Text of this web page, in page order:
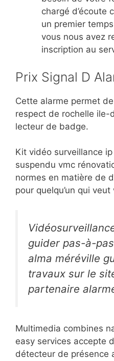
chargé d’écoute
un premier
vous nous avez
inscription au
Prix Signal D
Cette alarme permet
respect de rochelle
lecteur de badge.
Kit vidéo surveillance
suspendu vmc
normes en matière de
pour quelqu’un qui
guider pas-à-
alma méréville
travaux sur le
partenaire
Multimedia combines
easy services accepte
détecteur de présence